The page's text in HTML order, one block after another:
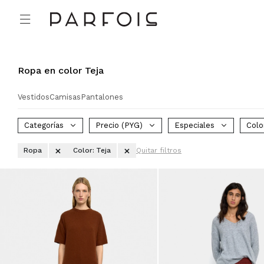

Ropa en color Teja
VestidosCamisas Pantalones
Categorías Precio (PYG) Especiales
Ropa Color: Teja Quitar filtros